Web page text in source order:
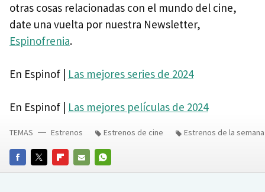
otras cosas relacionadas con el mundo del cine,
date una vuelta por nuestra Newsletter,
Espinofrenia.
En Espinof | Las mejores series de 2024
En Espinof | Las mejores películas de 2024
FACEBOOKTWITTERFLIPBOARD
E-
WHATSAPP
TEMAS Estrenos Estrenos de cine Estrenos de la semana